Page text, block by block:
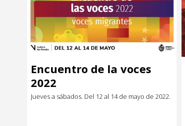
Encuentro de la voces
2022
Jueves a sábados. Del 12 al 14 de mayo de 2022.